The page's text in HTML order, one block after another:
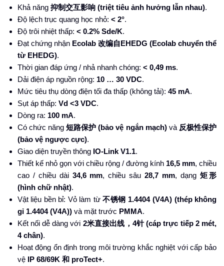
Khả năng 抑制交互影响(triệt tiêu ảnh hưởng lẫn nhau).
Độ lệch trục quang học nhỏ: < 2°.
Độ trôi nhiệt thấp: < 0.2% Sde/K.
Đạt chứng nhận Ecolab 改编自EHEDG (Ecolab chuyển thể
từ EHEDG).
Thời gian đáp ứng / nhả nhanh chóng: < 0,49 ms.
Dải điện áp nguồn rộng: 10 … 30 VDC.
Mức tiêu thụ dòng điện tối đa thấp (không tải): 45 mA.
Sụt áp thấp: Vd <3 VDC.
Dòng ra: 100 mA.
Có chức năng 短路保护 (bảo vệ ngắn mạch)và 反极性保护
(bảo vệ ngược cực).
Giao diện truyền thông IO-Link V1.1.
Thiết kế nhỏ gọn với chiều rộng / đường kính 16,5 mm, chiều
cao / chiều dài 34,6 mm, chiều sâu28,7 mm, dạng矩形
(hình chữ nhật).
Vật liệu bền bỉ: Vỏ làm từ不锈钢 1.4404 (V4A) (thép không
gỉ 1.4404 (V4A))và mặt trước PMMA.
Kết nối dễ dàng với 2米直接出线， 4针(cáp trực tiếp 2 mét,
4 chân).
Hoạt động ổn định trong môi trường khắc nghiệt với cấp bảo
vệ IP 68/69K 和proTect+.